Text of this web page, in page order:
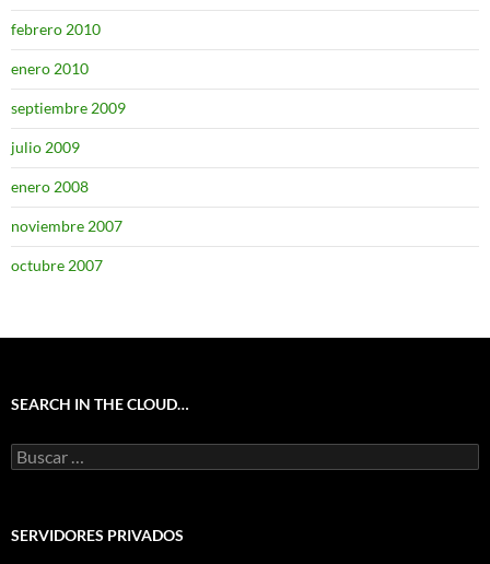
febrero 2010
enero 2010
septiembre 2009
julio 2009
enero 2008
noviembre 2007
octubre 2007
SEARCH IN THE CLOUD…
Buscar:
SERVIDORES PRIVADOS